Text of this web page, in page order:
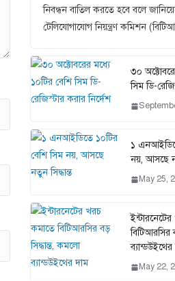
নিবন্ধন বাতিল করতে হবে বলে
টেলিযোগাযোগ নিয়ন্ত্রণ কমিশন
৩০
সিম ডি-
১
নয়, আসছে
May 25,
বিটিআরসির
May 22,